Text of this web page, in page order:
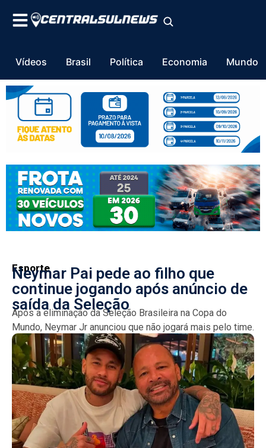
Vídeos Brasil Política Economia Mundo
Esporte
Neymar Pai pede ao filho que
continue jogando após anúncio de
saída da Seleção
Após a eliminação da Seleção Brasileira na Copa do
Mundo, Neymar Jr anunciou que não jogará mais pelo time.
Seu pai, Neymar Pai, publicou uma...